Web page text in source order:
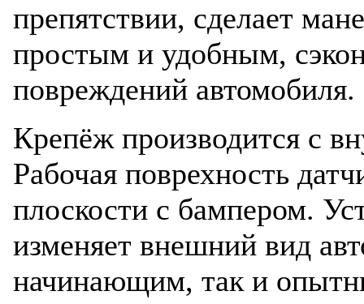
препятствии, сделает
простым и удобным,
повреждений автомобиля.
Крепёж производится с
Рабочая поврехность
плоскости с бампером.
изменяет внешний вид
начинающим, так и